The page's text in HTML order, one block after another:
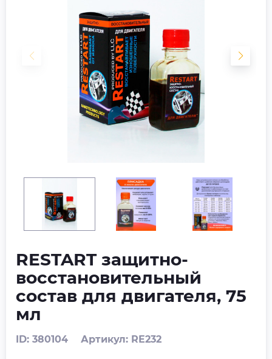
RESTART защитно-
восстановительный
состав для двигателя, 75
мл
ID: 380104 Артикул: RE232